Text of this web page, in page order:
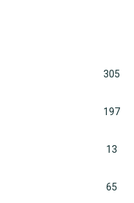
305
197
13
65